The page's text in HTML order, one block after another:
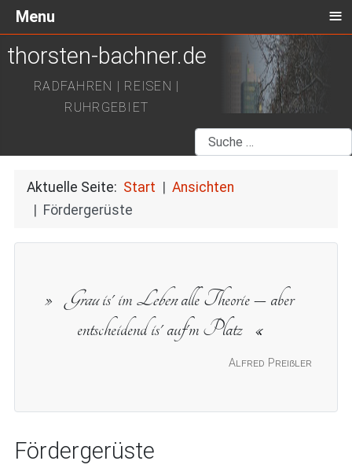
thorsten-bachner.de
RADFAHREN | REISEN |
RUHRGEBIET
Suchen
Aktuelle Seite: Start
Ansichten
Fördergerüste
Alfred Preißler
Grauis' imLebenalle Theorie – aber
entscheidend is' auf'm Platz
Fördergerüste
Menu ≡